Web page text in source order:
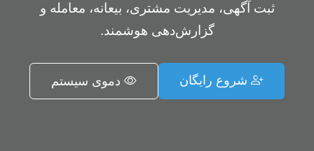
ثبت آگهی، مدیریت مشتری، بیعانه، معامله و
گزارش‌دهی هوشمند.
شروع رایگان دموی سیستم